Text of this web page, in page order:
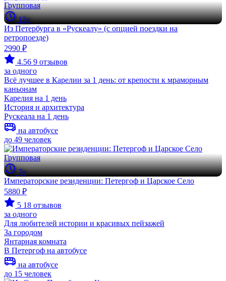
Групповая
13ч
Из Петербурга в «Рускеалу» (с опцией поездки на
ретропоезде)
2990 ₽
4.56 9 отзывов
за одного
Всё лучшее в Карелии за 1 день: от крепости к мраморным
каньонам
Карелия на 1 день
История и архитектура
Рускеала на 1 день
на автобусе
до 49 человек
Групповая
7ч
Императорские резиденции: Петергоф и Царское Село
5880 ₽
5 18 отзывов
за одного
Для любителей истории и красивых пейзажей
За городом
Янтарная комната
В Петергоф на автобусе
на автобусе
до 15 человек